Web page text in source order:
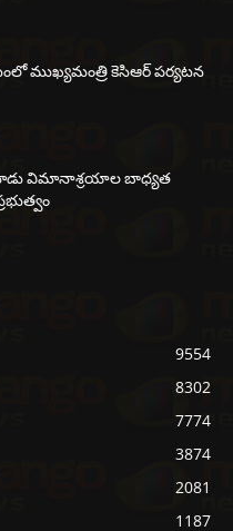
ముఖ్యమంత్రి కెసిఆర్ పర్యటన
విమానాశ్రయాల బాధ్యత
9554
8302
7774
3874
2081
1187